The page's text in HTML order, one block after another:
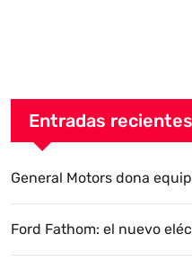
Entradas recientes
General Motors dona
Ford Fathom: el nuevo